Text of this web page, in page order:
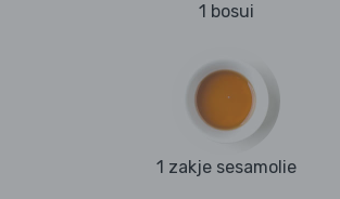
1 bosui
1 zakje sesamolie